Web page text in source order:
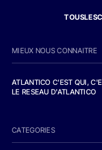
MIEUX NOUS CONNAITRE
ATLANTICO C'EST QUI,
LE RESEAU D'ATLANTICO
CATEGORIES